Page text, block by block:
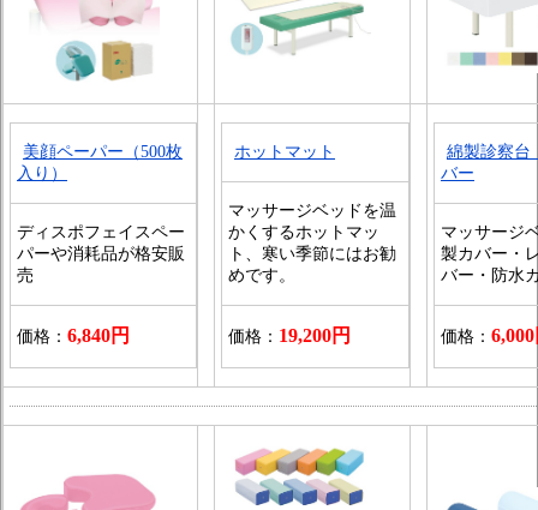
美顔ペーパー（500枚
入り）
ディスポフェイスペー
パーや消耗品が格安販
売
価格： 6,840円
ホットマット
マッサージベッドを温
かくするホットマッ
ト、寒い季節にはお勧
めです。
価格： 19,200円
綿製診察台
バー
マッサージ
製カバー・
バー・防水
価格：